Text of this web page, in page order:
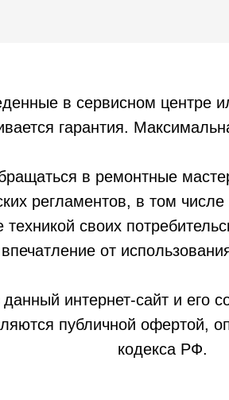
в сервисном центре
гарантия.
в ремонтные
регламентов, в том
техникой своих
впечатление от
интернет-сайт и его
публичной офертой,
кодекса РФ.